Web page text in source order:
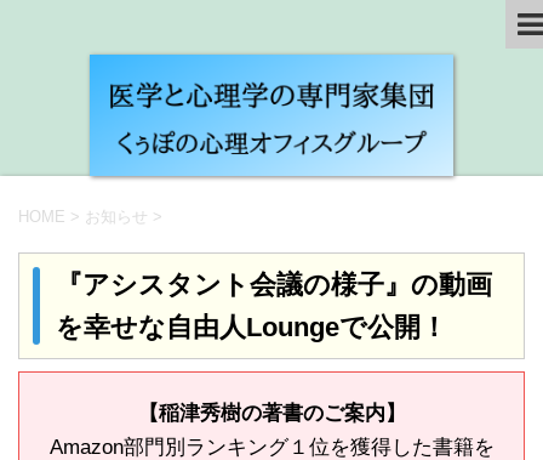
HOME > お知らせ >
『アシスタント会議の様子』の動画
を幸せな自由人Loungeで公開！
【稲津秀樹の著書のご案内】
Amazon部門別ランキング１位を獲得した書籍を